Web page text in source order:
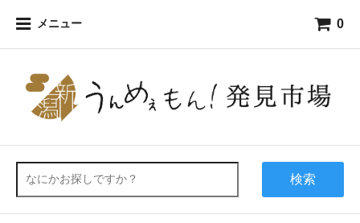
メニュー 0
検索